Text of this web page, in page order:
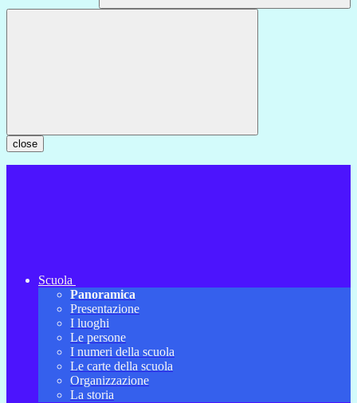
close
Scuola
Panoramica
Presentazione
I luoghi
Le persone
I numeri della scuola
Le carte della scuola
Organizzazione
La storia